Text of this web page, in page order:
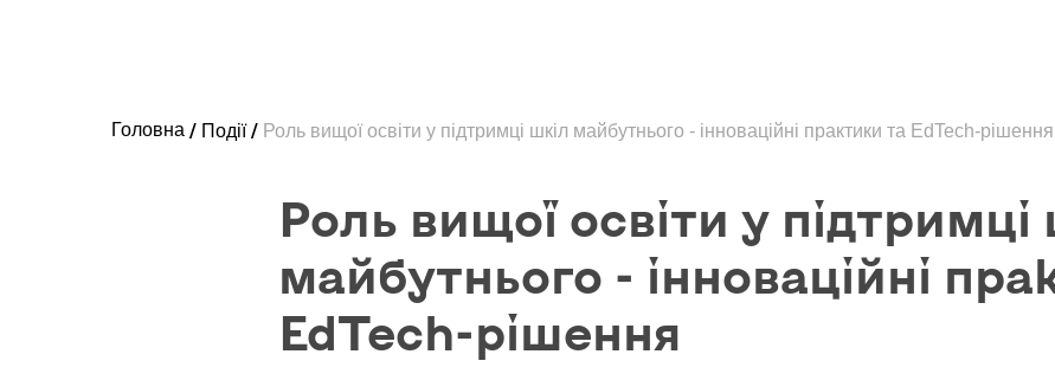
Головна Події Роль вищої освіти у підтримці шкіл майбутнього - інноваційні практики та EdTech-рішення
Роль вищої освіти у підтримці
майбутнього - інноваційні
EdTech-рішення